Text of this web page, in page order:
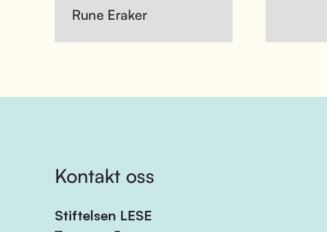
Rune Eraker
Kontakt oss
Stiftelsen LESE